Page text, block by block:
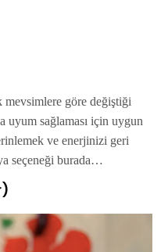
mevsimlere göre değiştiği
uyum sağlaması için uygun
ve enerjinizi geri
seçeneği burada…